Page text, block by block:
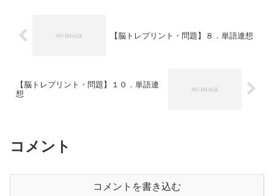
【脳トレプリント・問題】８．単語連想
【脳トレプリント・問題】１０．単語連
想
コメント
コメントを書き込む